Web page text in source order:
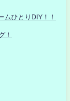
ムひとりDIY！！
！